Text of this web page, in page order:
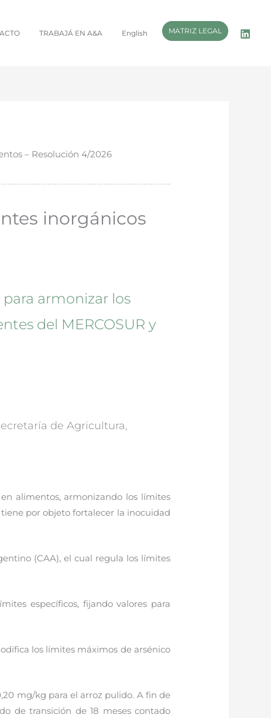
TRABAJÁ EN A&A English MATRIZ LEGAL
– Resolución 4/2026
inorgánicos
armonizar los
del MERCOSUR y
de Agricultura,
alimentos, armonizando los límites
por objeto fortalecer la inocuidad
(CAA), el cual regula los límites
específicos, fijando valores para
los límites máximos de arsénico
mg/kg para el arroz pulido. A fin de
de transición de 18 meses contado